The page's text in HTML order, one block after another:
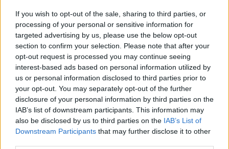
If you wish to opt-out of the sale, sharing to third parties, or
processing of your personal or sensitive information for
targeted advertising by us, please use the below opt-out
section to confirm your selection. Please note that after your
opt-out request is processed you may continue seeing
interest-based ads based on personal information utilized by
us or personal information disclosed to third parties prior to
your opt-out. You may separately opt-out of the further
disclosure of your personal information by third parties on the
IAB’s list of downstream participants. This information may
also be disclosed by us to third parties on the IAB’s List of
Downstream Participants that may further disclose it to other
ISLAM MAKHACHEV JAKTER
DOBBELTBELTE ETTER UFC 315
12 May, 2025 11:19
SIDEBAR JS TEST
Slug:sidebar_right_1| Tid:9:00:17 AM